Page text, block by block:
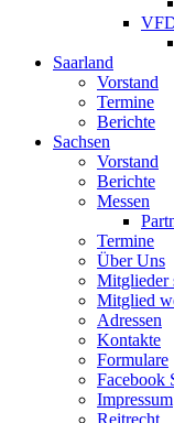
Saarland
Vorstand
Termine
Berichte
Sachsen
Vorstand
Berichte
Messen
Termine
Über Uns
Mitglieder
Mitglied
Adressen
Kontakte
Formulare
Facebook
Impressum
Reitrecht